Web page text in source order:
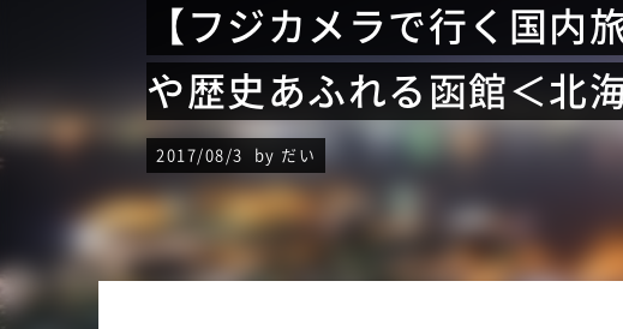
【フジカメラで行く国内
や歴史あふれる函館＜北
2017/08/3 by だい